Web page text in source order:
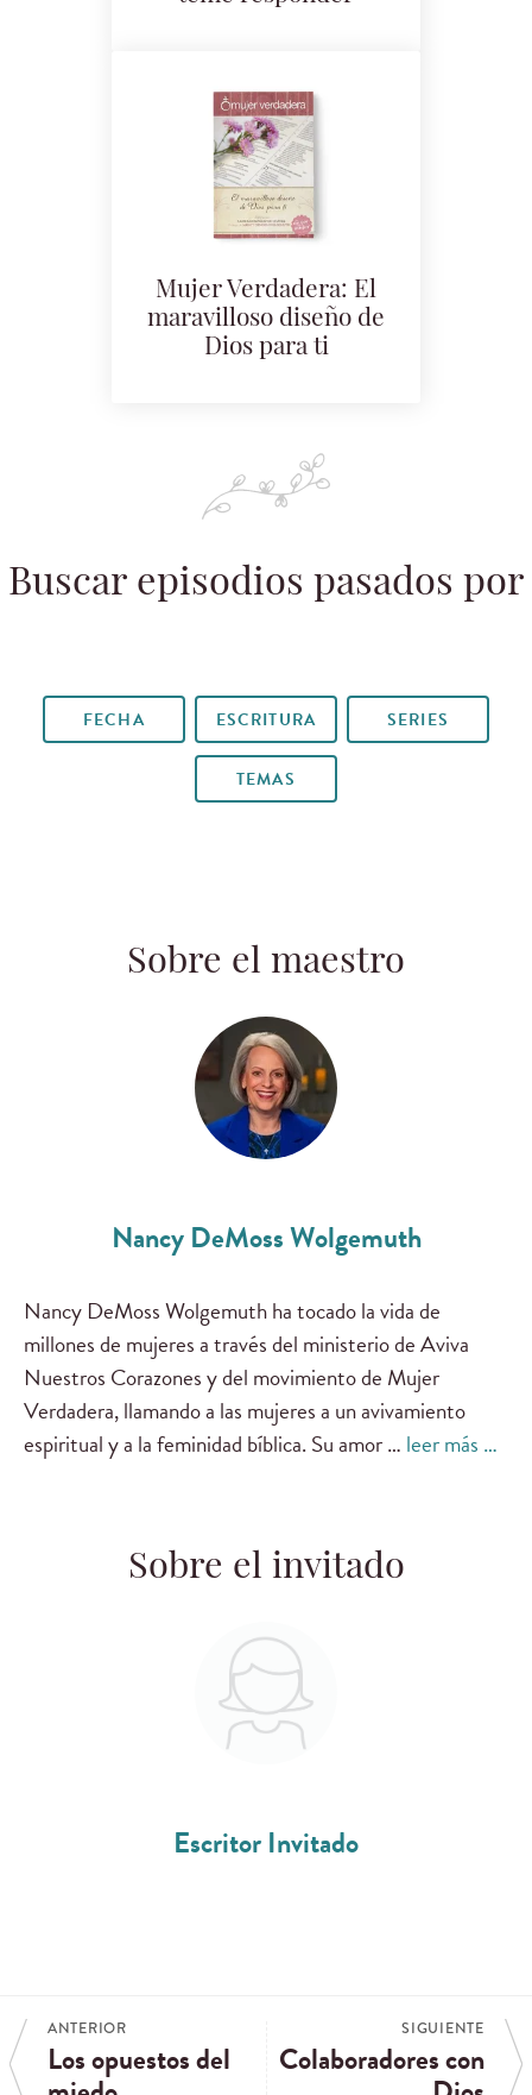
Mujer Verdadera: El
maravilloso diseño de
Dios para ti
Buscar episodios pasados por
FECHA ESCRITURA SERIES
TEMAS
Sobre el maestro
Nancy DeMoss Wolgemuth
Nancy DeMoss Wolgemuth ha tocado la vida de
millones de mujeres a través del ministerio de Aviva
Nuestros Corazones y del movimiento de Mujer
Verdadera, llamando a las mujeres a un avivamiento
espiritual y a la feminidad bíblica. Su amor … leer más …
Sobre el invitado
Escritor Invitado
ANTERIOR
Los opuestos del
SIGUIENTE
Colaboradores con